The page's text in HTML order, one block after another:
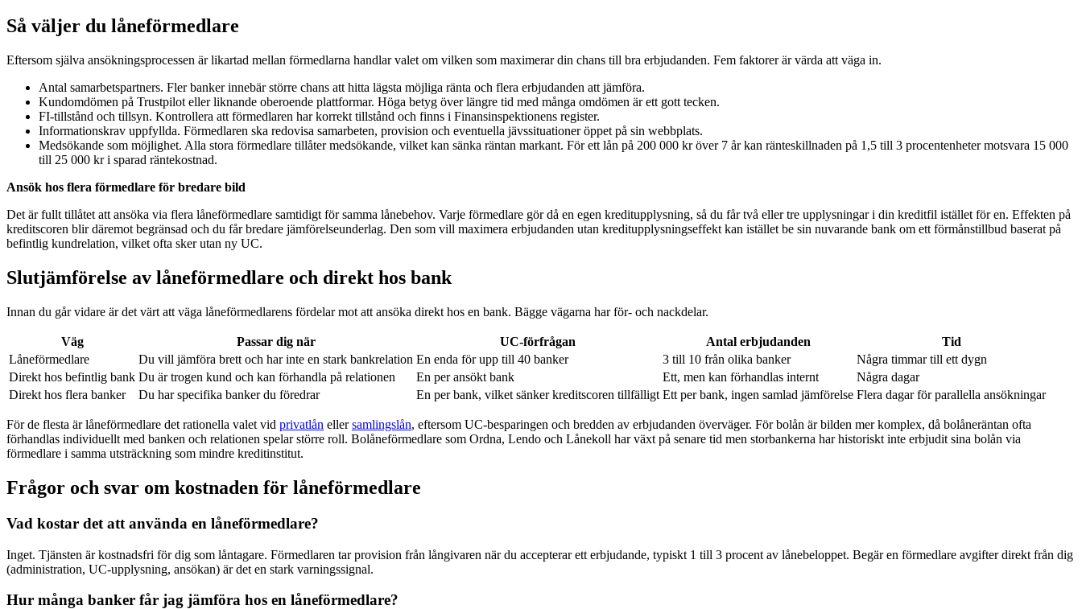
Så väljer du låneförmedlare
Eftersom själva ansökningsprocessen är likartad mellan förmedlarna handlar valet om vilken som maximerar din chans till bra erbjudanden. Fem faktorer är värda att väga in.
Antal samarbetspartners. Fler banker innebär större chans att hitta lägsta möjliga ränta och flera erbjudanden att jämföra.
Kundomdömen på Trustpilot eller liknande oberoende plattformar. Höga betyg över längre tid med många omdömen är ett gott tecken.
FI-tillstånd och tillsyn. Kontrollera att förmedlaren har korrekt tillstånd och finns i Finansinspektionens register.
Informationskrav uppfyllda. Förmedlaren ska redovisa samarbeten, provision och eventuella jävssituationer öppet på sin webbplats.
Medsökande som möjlighet. Alla stora förmedlare tillåter medsökande, vilket kan sänka räntan markant. För ett lån på 200 000 kr över 7 år kan ränteskillnaden på 1,5 till 3 procentenheter motsvara 15 000
till 25 000 kr i sparad räntekostnad.
Ansök hos flera förmedlare för bredare bild
Det är fullt tillåtet att ansöka via flera låneförmedlare samtidigt för samma lånebehov. Varje förmedlare gör då en egen kreditupplysning, så du får två eller tre upplysningar i din kreditfil istället för en. Effekten på
kreditscoren blir däremot begränsad och du får bredare jämförelseunderlag. Den som vill maximera erbjudanden utan kreditupplysningseffekt kan istället be sin nuvarande bank om ett förmånstillbud baserat på
befintlig kundrelation, vilket ofta sker utan ny UC.
Slutjämförelse av låneförmedlare och direkt hos bank
Innan du går vidare är det värt att väga låneförmedlarens fördelar mot att ansöka direkt hos en bank. Bägge vägarna har för- och nackdelar.
Väg Passar dig när UC-förfrågan Antal erbjudanden
Tid
Låneförmedlare
Du vill jämföra brett och har inte en stark bankrelation En enda för upp till 40 banker 3 till 10 från olika banker
Några timmar till ett dygn
Direkt hos befintlig bank Du är trogen kund och kan förhandla på relationen En per ansökt bank Ett, men kan förhandlas internt
Några dagar
Direkt hos flera banker
Du har specifika banker du föredrar En per bank, vilket sänker kreditscoren tillfälligt Ett per bank, ingen samlad jämförelse Flera dagar för parallella ansökningar
För de flesta är låneförmedlare det rationella valet vid privatlån ellersamlingslån, eftersom UC-besparingen och bredden av erbjudanden överväger. För bolån är bilden mer komplex, då bolåneräntan ofta
förhandlas individuellt med banken och relationen spelar större roll. Bolåneförmedlare som Ordna, Lendo och Lånekoll har växt på senare tid men storbankerna har historiskt inte erbjudit sina bolån via
förmedlare i samma utsträckning som mindre kreditinstitut.
Frågor och svar om kostnaden för låneförmedlare
Vad kostar det att använda en låneförmedlare?
Inget. Tjänsten är kostnadsfri för dig som låntagare. Förmedlaren tar provision från långivaren när du accepterar ett erbjudande, typiskt 1 till 3 procent av lånebeloppet. Begär en förmedlare avgifter direkt från dig
(administration, UC-upplysning, ansökan) är det en stark varningssignal.
Hur många banker får jag jämföra hos en låneförmedlare?